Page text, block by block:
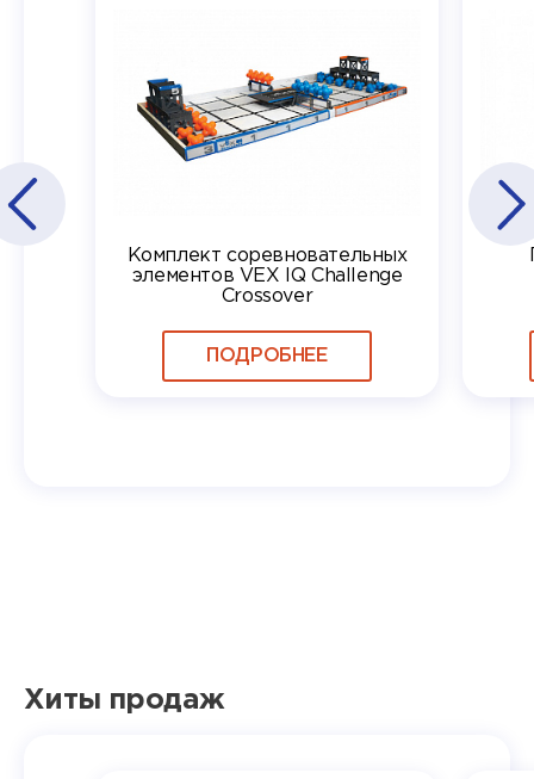
Комплект соревновательных
элементов VEX IQ Challenge
Crossover
ПОДРОБНЕЕ
Хиты продаж